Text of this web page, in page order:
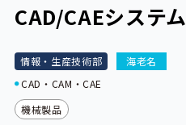
CAD/CAEシステム
情報・生産技術部
海老名
CAD・CAM・CAE
機械製品